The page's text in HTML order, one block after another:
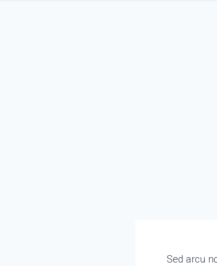
Sed arcu